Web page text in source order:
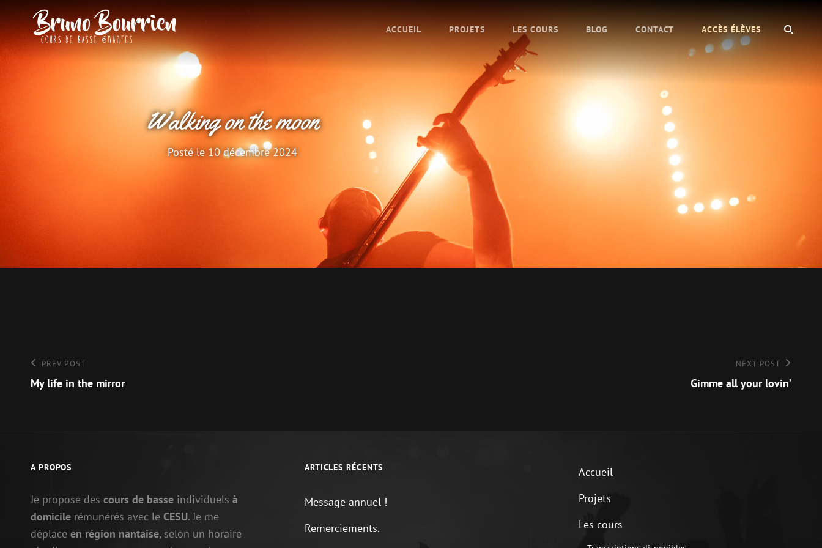
BRUNO BOURRIEN
Cours De Basse À Nantes
ACCUEIL PROJETS LES COURS BLOG CONTACT ACCÈS ÉLÈVES
Walking on the moon
Posté le 10 décembre 2024
Navigation
de
Previous
Post
PREV POST
My life in the mirror
NEXT POST
Gimme all your lovin’
A PROPOS
Je propose des cours de basse individuels à
domicile rémunérés avec le CESU. Je me
déplace en région nantaise, selon un horaire
ARTICLES RÉCENTS
Message annuel !
Remerciements.
Accueil
Projets
Les cours